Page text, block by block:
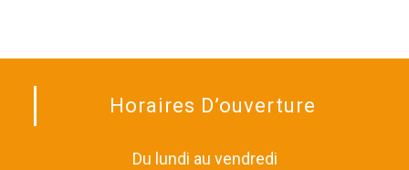
Horaires D’ouverture
Du lundi au vendredi